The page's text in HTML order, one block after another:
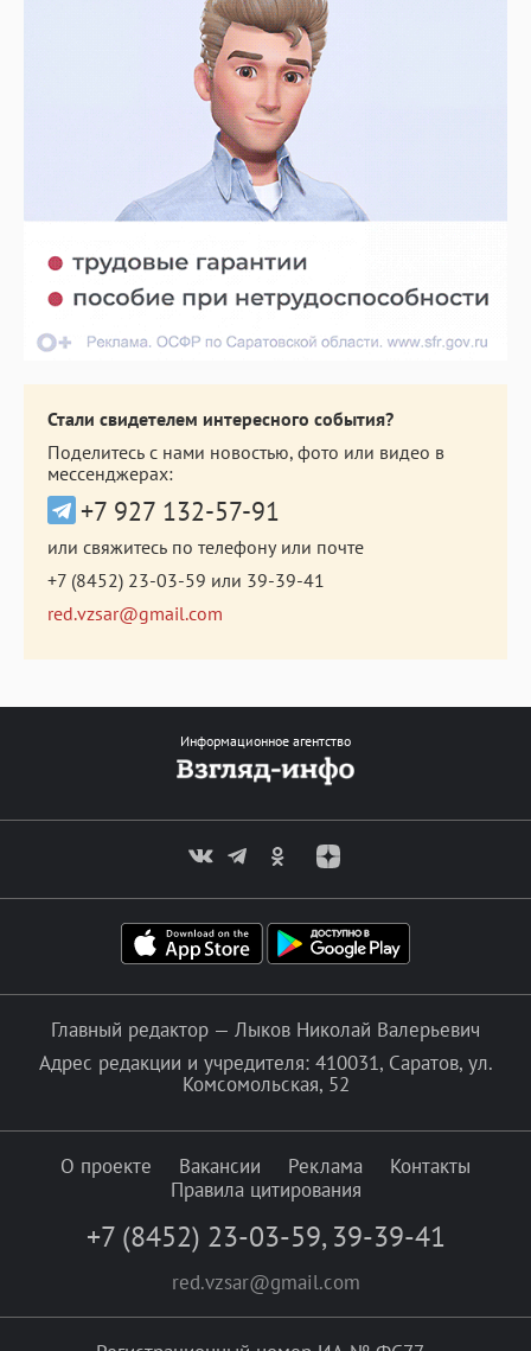
Стали свидетелем интересного события?
Поделитесь с нами новостью, фото или видео в
мессенджерах:
+7 927 132-57-91
или свяжитесь по телефону или почте
+7 (8452) 23-03-59 или 39-39-41
red.vzsar@gmail.com
Информационное агентство
Главный редактор — Лыков Николай Валерьевич
Адрес редакции и учредителя: 410031, Саратов, ул.
Комсомольская, 52
О проекте Вакансии Реклама
Контакты
Правила цитирования
+7 (8452) 23-03-59, 39-39-41
red.vzsar@gmail.com